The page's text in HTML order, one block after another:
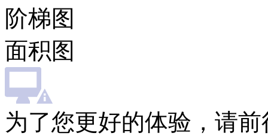
阶梯图
面积图
为了您更好的体验，请